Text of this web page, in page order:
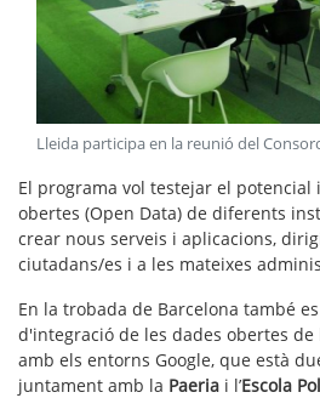
Lleida participa en la reunió del
El programa vol testejar el potencial
obertes (Open Data) de diferents
crear nous serveis i aplicacions,
ciutadans/es i a les mateixes
En la trobada de Barcelona també
d'integració de les dades obertes de
amb els entorns Google, que està
juntament amb la Paeria i l’Escola